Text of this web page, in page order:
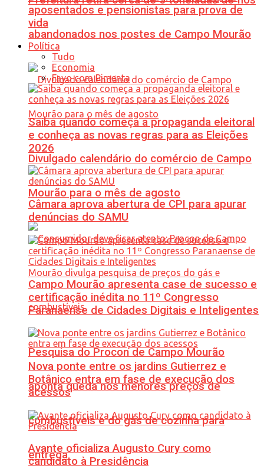
abandonados nos postes de Campo Mourão
Divulgado calendário do comércio de Campo
Mourão para o mês de agosto
Pesquisa do Procon de Campo Mourão
aponta queda nos menores preços de
combustíveis e do gás de cozinha para
entrega
aposentados e pensionistas para prova de
vida
Política
Tudo
Economia
Favo com Pimenta
Saiba quando começa a propaganda eleitoral
e conheça as novas regras para as Eleições
2026
Câmara aprova abertura de CPI para apurar
denúncias do SAMU
Campo Mourão apresenta case de sucesso e
certificação inédita no 11º Congresso
Paranaense de Cidades Digitais e Inteligentes
Nova ponte entre os jardins Gutierrez e
Botânico entra em fase de execução dos
acessos
Avante oficializa Augusto Cury como
candidato à Presidência